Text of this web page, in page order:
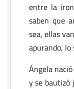
entre la
saben que
sea, ellas
apurando, lo
Ángela
y se bautizó